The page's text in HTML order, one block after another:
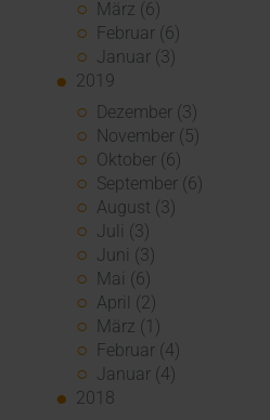
März (6)
Februar (6)
Januar (3)
2019
Dezember (3)
November (5)
Oktober (6)
September (6)
August (3)
Juli (3)
Juni (3)
Mai (6)
April (2)
März (1)
Februar (4)
Januar (4)
2018